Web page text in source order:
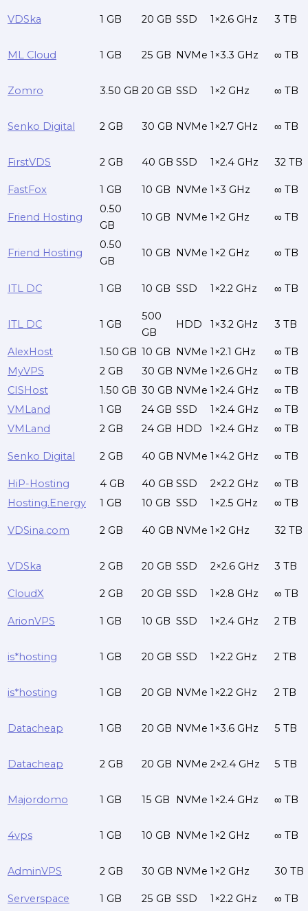
VDSka 1 GB 20 GB SSD 1×2.6 GHz 3 TB
ML Cloud 1 GB 25 GB NVMe 1×3.3 GHz ∞ TB
Zomro 3.50 GB 20 GB SSD 1×2 GHz ∞ TB
Senko Digital 2 GB 30 GB NVMe 1×2.7 GHz ∞ TB
FirstVDS 2 GB 40 GB SSD 1×2.4 GHz 32 TB
FastFox 1 GB 10 GB NVMe 1×3 GHz ∞ TB
Friend Hosting
0.50
GB
10 GB NVMe 1×2 GHz ∞ TB
Friend Hosting
0.50
GB
10 GB NVMe 1×2 GHz ∞ TB
ITL DC 1 GB 10 GB SSD 1×2.2 GHz ∞ TB
ITL DC 1 GB
500
GB
HDD 1×3.2 GHz 3 TB
AlexHost 1.50 GB 10 GB NVMe 1×2.1 GHz
∞ TB
MyVPS
2 GB 30 GB NVMe 1×2.6 GHz
∞ TB
CISHost
1.50 GB 30 GB NVMe 1×2.4 GHz
∞ TB
VMLand
1 GB 24 GB SSD 1×2.4 GHz
∞ TB
VMLand
2 GB 24 GB HDD 1×2.4 GHz ∞ TB
Senko Digital 2 GB 40 GB NVMe 1×4.2 GHz ∞ TB
HiP-Hosting 4 GB 40 GB SSD 2×2.2 GHz
∞ TB
Hosting.Energy
1 GB 10 GB SSD 1×2.5 GHz ∞ TB
VDSina.com 2 GB 40 GB NVMe 1×2 GHz 32 TB
VDSka 2 GB 20 GB SSD 2×2.6 GHz 3 TB
CloudX 2 GB 20 GB SSD 1×2.8 GHz ∞ TB
ArionVPS 1 GB 10 GB SSD 1×2.4 GHz 2 TB
is*hosting 1 GB 20 GB SSD 1×2.2 GHz 2 TB
is*hosting 1 GB 20 GB NVMe 1×2.2 GHz 2 TB
Datacheap 1 GB 20 GB NVMe 1×3.6 GHz 5 TB
Datacheap 2 GB 20 GB NVMe 2×2.4 GHz 5 TB
Majordomo 1 GB 15 GB NVMe 1×2.4 GHz ∞ TB
4vps 1 GB 10 GB NVMe 1×2 GHz ∞ TB
AdminVPS 2 GB 30 GB NVMe 1×2 GHz 30 TB
Serverspace 1 GB 25 GB SSD 1×2.2 GHz
∞ TB